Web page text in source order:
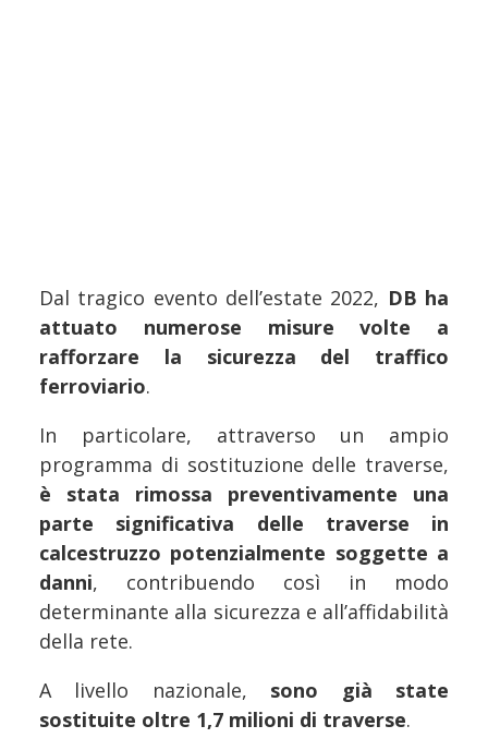
Dal tragico evento dell’estate 2022, DB ha
attuato numerose misure volte a
rafforzare la sicurezza del traffico
ferroviario.
In particolare, attraverso un ampio
programma di sostituzione delle traverse,
è stata rimossa preventivamente una
parte significativa delle traverse in
calcestruzzo potenzialmente soggette a
danni, contribuendo così in modo
determinante alla sicurezza e all’affidabilità
della rete.
A livello nazionale, sono già state
sostituite oltre 1,7 milioni di traverse.